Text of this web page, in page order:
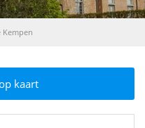
Kempen
kaart